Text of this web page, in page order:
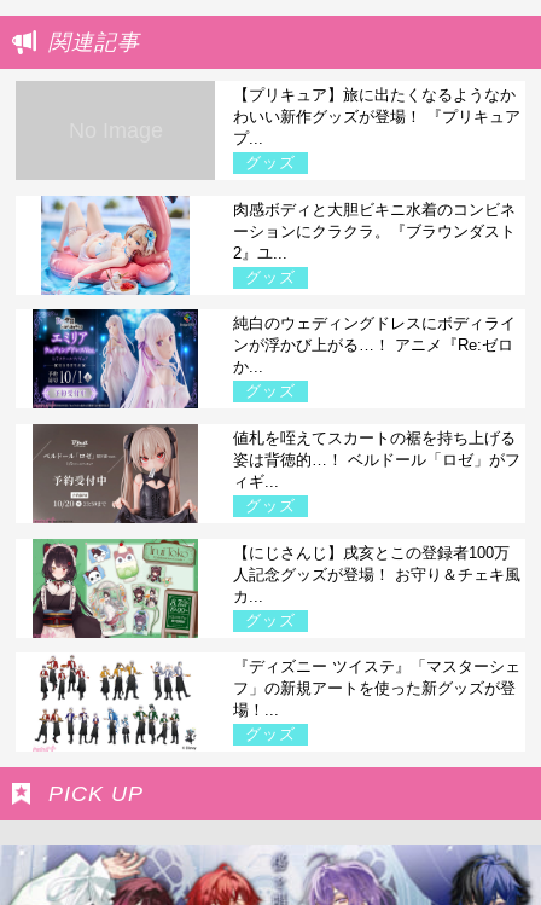
関連記事
【プリキュア】旅に出たくなるようなか
わいい新作グッズが登場！ 『プリキュア
プ...
グッズ
肉感ボディと大胆ビキニ水着のコンビネ
ーションにクラクラ。『ブラウンダスト
2』ユ...
グッズ
純白のウェディングドレスにボディライ
ンが浮かび上がる…！ アニメ『Re:ゼロ
か...
グッズ
値札を咥えてスカートの裾を持ち上げる
姿は背徳的…！ ベルドール「ロゼ」がフ
ィギ...
グッズ
【にじさんじ】戌亥とこの登録者100万
人記念グッズが登場！ お守り＆チェキ風
カ...
グッズ
『ディズニー ツイステ』「マスターシェ
フ」の新規アートを使った新グッズが登
場！...
グッズ
PICK UP